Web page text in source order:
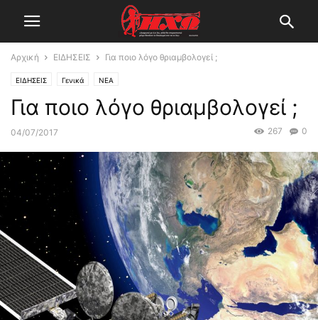
Αρχική ΕΙΔΗΣΕΙΣ Για ποιο λόγο θριαμβολογεί ;
ΕΙΔΗΣΕΙΣ Γενικά ΝΕΑ
Για ποιο λόγο θριαμβολογεί ;
04/07/2017 0
267